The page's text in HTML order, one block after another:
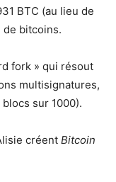
BTC (au lieu de
de bitcoins.
fork » qui résout
multisignatures,
sur 1000).
créent Bitcoin